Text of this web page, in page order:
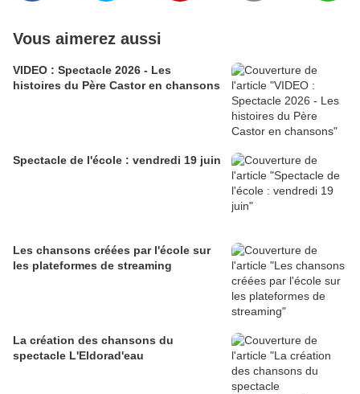
Vous aimerez aussi
VIDEO : Spectacle 2026 - Les
histoires du Père Castor en chansons
Spectacle de l'école : vendredi 19 juin
Les chansons créées par l'école sur
les plateformes de streaming
La création des chansons du
spectacle L'Eldorad'eau